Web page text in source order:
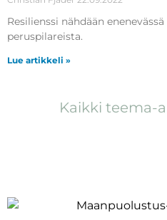
Resilienssi nähdään
peruspilareista.
Lue artikkeli »
Kaikki teema-